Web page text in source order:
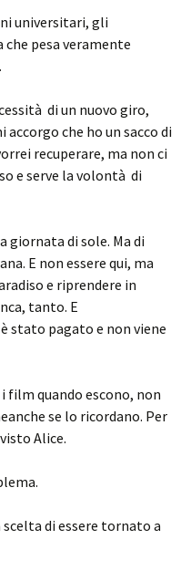
universitari, gli
pesa veramente
di un nuovo giro,
che ho un sacco di
recuperare, ma non ci
e serve la volontà di
giornata di sole. Ma di
E non essere qui, ma
e riprendere in
tanto. E
stato pagato e non viene
film quando escono, non
se lo ricordano. Per
Alice.
di essere tornato a